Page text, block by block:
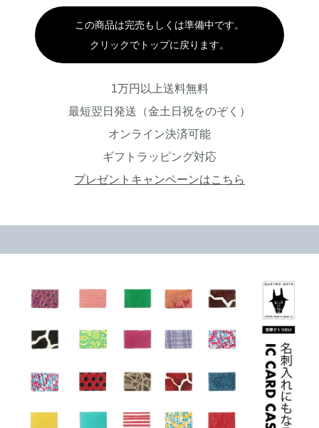
この商品は完売もしくは準備中です。
クリックでトップに戻ります。
1万円以上送料無料
最短翌日発送（金土日祝をのぞく）
オンライン決済可能
ギフトラッピング対応
プレゼントキャンペーンはこちら